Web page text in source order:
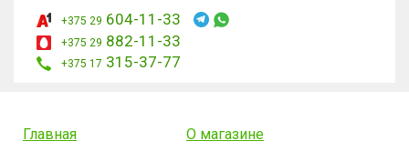
+375 29 604-11-33
+375 29 882-11-33
+375 17 315-37-77
Главная
О магазине